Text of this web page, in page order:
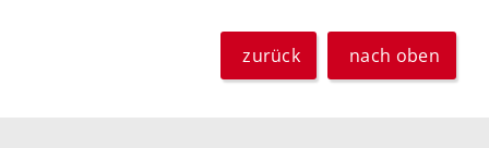
zurück nach oben